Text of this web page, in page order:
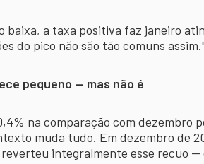
baixa, a taxa positiva faz janeiro
do pico não são tão comuns
pequeno — mas não é
na comparação com dezembro
muda tudo. Em dezembro de
integralmente esse recuo —